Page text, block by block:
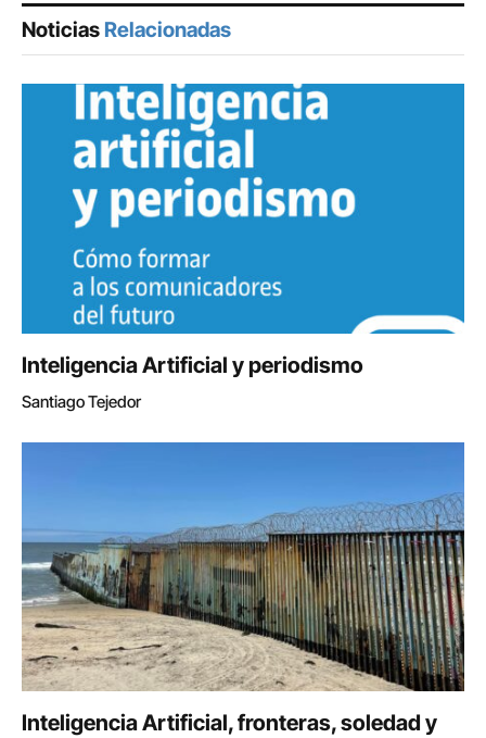
Noticias Relacionadas
Inteligencia Artificial y periodismo
Santiago Tejedor
Inteligencia Artificial, fronteras, soledad y